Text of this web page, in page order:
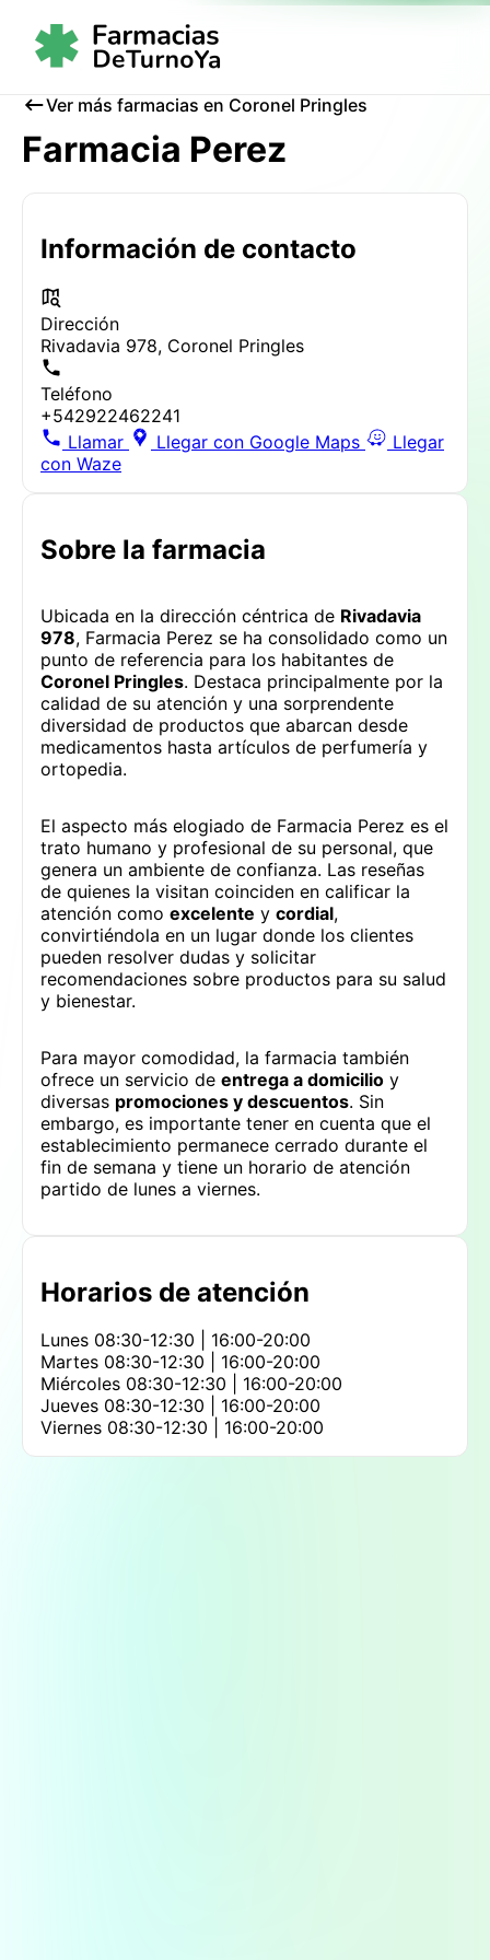
Ver más farmacias en Coronel Pringles
Farmacia Perez
Información de contacto
Dirección
Rivadavia 978, Coronel Pringles
Teléfono
+542922462241
Llamar
Llegar con Google Maps
Llegar
con Waze
Horarios de atención
Lunes 08:30-12:30 | 16:00-20:00
Martes 08:30-12:30 | 16:00-20:00
Miércoles 08:30-12:30 | 16:00-20:00
Jueves 08:30-12:30 | 16:00-20:00
Viernes 08:30-12:30 | 16:00-20:00
Sobre la farmacia
Ubicada en la dirección céntrica de Rivadavia
978, Farmacia Perez se ha consolidado como un
punto de referencia para los habitantes de
Coronel Pringles. Destaca principalmente por la
calidad de su atención y una sorprendente
diversidad de productos que abarcan desde
medicamentos hasta artículos de perfumería y
ortopedia.
El aspecto más elogiado de Farmacia Perez es el
trato humano y profesional de su personal, que
genera un ambiente de confianza. Las reseñas
de quienes la visitan coinciden en calificar la
atención como excelente y cordial,
convirtiéndola en un lugar donde los clientes
pueden resolver dudas y solicitar
recomendaciones sobre productos para su salud
y bienestar.
Para mayor comodidad, la farmacia también
ofrece un servicio de entrega a domicilio y
diversas promociones y descuentos. Sin
embargo, es importante tener en cuenta que el
establecimiento permanece cerrado durante el
fin de semana y tiene un horario de atención
partido de lunes a viernes.